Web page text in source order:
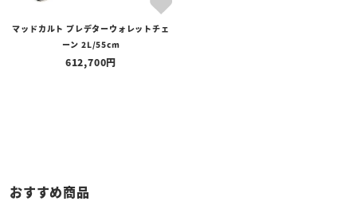
マッドカルト プレデターウォレットチェ
ーン 2L/55cm
612,700
おすすめ商品